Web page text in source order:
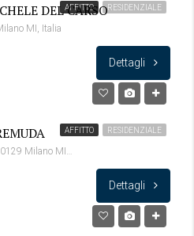
AFFITTO RESIDENZIALE
DEL CARSO
MI, Italia
Dettagli
AFFITTO RESIDENZIALE
Dettagli